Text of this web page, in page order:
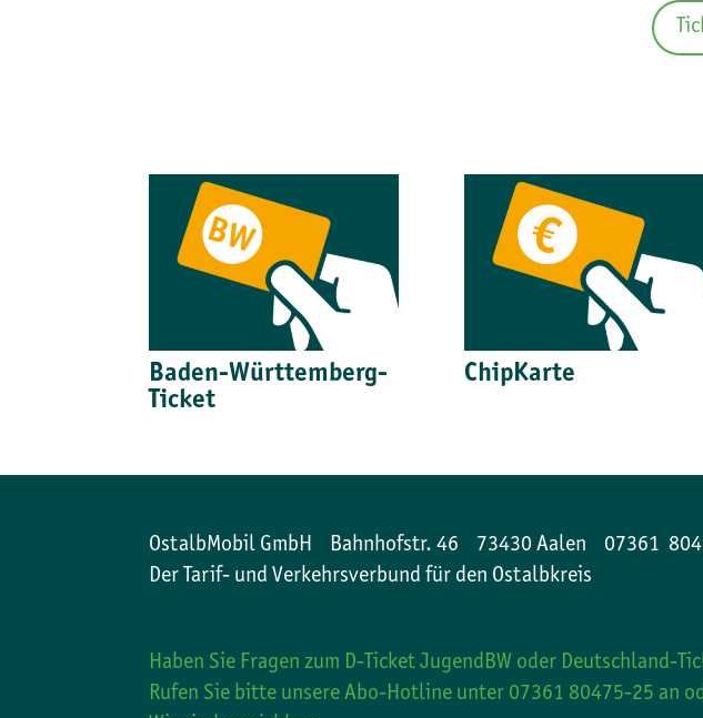
Baden-Württemberg-
Ticket
ChipKarte
OstalbMobil GmbH Bahnhofstr. 46 73430 Aalen 07361
Der Tarif- und Verkehrsverbund für den Ostalbkreis
Haben Sie Fragen zum D-Ticket JugendBW oder Deutschland-
Rufen Sie bitte unsere Abo-Hotline unter 07361 80475-25 an